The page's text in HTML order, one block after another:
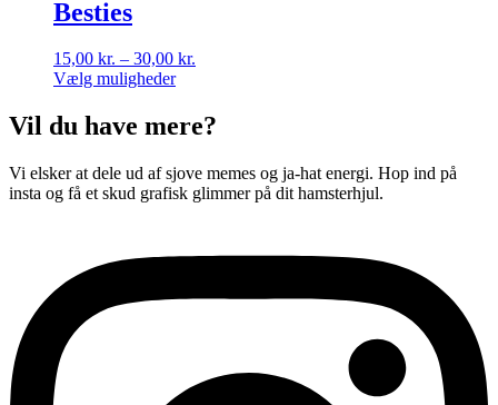
varesiden
flere
Mulighederne
kan
på
Besties
15,00 kr. – 30,00 kr.
30,00 kr.
Vælg muligheder
vare
har
varianter.
Mulighederne
varesiden
Vil du have mere?
Vi elsker at dele ud af sjove memes og ja-hat energi. Hop ind på
insta og få et skud grafisk glimmer på dit hamsterhjul.